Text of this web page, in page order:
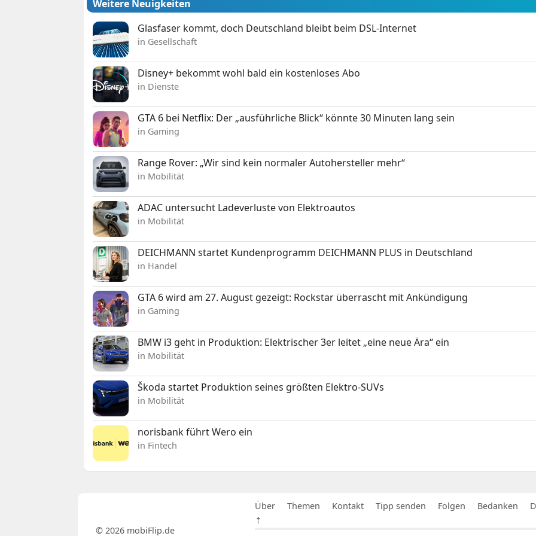
Weitere Neuigkeiten
Glasfaser kommt, doch Deutschland bleibt beim DSL-Internet
in Gesellschaft
Disney+ bekommt wohl bald ein kostenloses Abo
in Dienste
GTA 6 bei Netflix: Der „ausführliche Blick“ könnte 30 Minuten lang sein
in Gaming
Range Rover: „Wir sind kein normaler Autohersteller mehr“
in Mobilität
ADAC untersucht Ladeverluste von Elektroautos
in Mobilität
DEICHMANN startet Kundenprogramm DEICHMANN PLUS in Deutschland
in Handel
GTA 6 wird am 27. August gezeigt: Rockstar überrascht mit Ankündigung
in Gaming
BMW i3 geht in Produktion: Elektrischer 3er leitet „eine neue Ära“ ein
in Mobilität
Škoda startet Produktion seines größten Elektro-SUVs
in Mobilität
norisbank führt Wero ein
in Fintech
Über Themen Kontakt Tipp senden Folgen Bedanken
⇡
© 2026 mobiFlip.de